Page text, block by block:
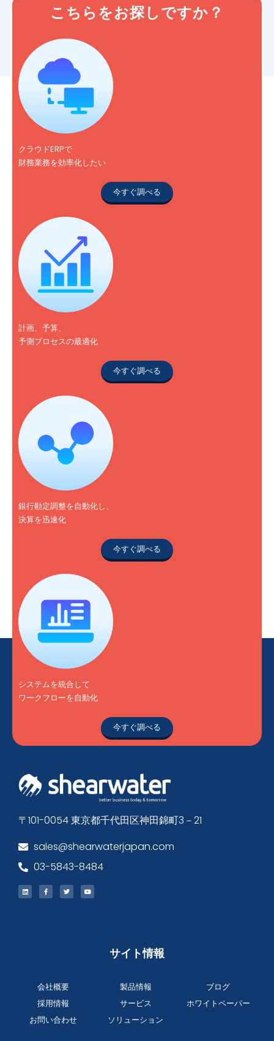
こちらをお探しですか？
クラウドERPで
財務業務を効率化したい
今すぐ調べる
計画、予算、
予測プロセスの最適化
今すぐ調べる
銀行勘定調整を自動化し、
決算を迅速化
今すぐ調べる
システムを統合して
ワークフローを自動化
今すぐ調べる
〒101-0054 東京都千代田区神田錦町3－21
sales@shearwaterjapan.com
03-5843-8484
サイト情報
会社概要
採用情報
お問い合わせ
製品情報
サービス
ソリューション
ブログ
ホワイトペーパー